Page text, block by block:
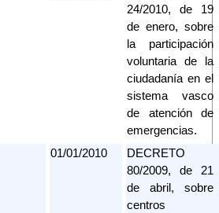
24/2010, de 19
de enero, sobre
la participación
voluntaria de la
ciudadanía en el
sistema vasco
de atención de
emergencias.
01/01/2010
DECRETO
80/2009, de 21
de abril, sobre
centros